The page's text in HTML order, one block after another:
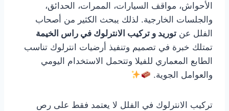
الأحواش، مواقف السيارات، الممرات، الحدائق،
والجلسات الخارجية. لذلك يبحث الكثير من أصحاب
الفلل عن توريد و تركيب الانترلوك في راس الخيمة
تمتلك خبرة في تصميم وتنفيذ أرضيات انترلوك تناسب
الطابع المعماري للفيلا وتتحمل الاستخدام اليومي
والعوامل الجوية.
تركيب الانترلوك في الفلل لا يعتمد فقط على رص